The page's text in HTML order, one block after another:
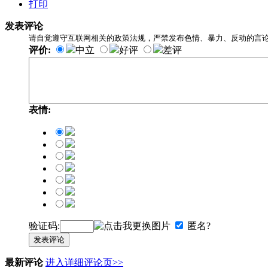
打印
发表评论
请自觉遵守互联网相关的政策法规，严禁发布色情、暴力、反动的言
评价: 中立 好评 差评
表情:
验证码: 匿名?
发表评论
最新评论 进入详细评论页>>